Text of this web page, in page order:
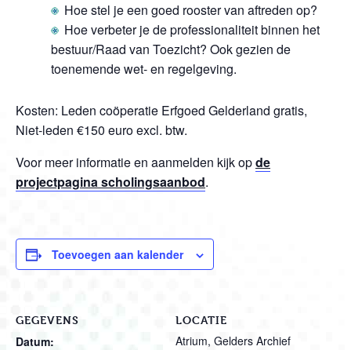
Hoe stel je een goed rooster van aftreden op?
Hoe verbeter je de professionaliteit binnen het
bestuur/Raad van Toezicht? Ook gezien de
toenemende wet- en regelgeving.
Kosten: Leden coöperatie Erfgoed Gelderland gratis,
Niet-leden €150 euro excl. btw.
Voor meer informatie en aanmelden kijk opde
projectpagina scholingsaanbod.
Toevoegen aan kalender
GEGEVENS
Datum:
LOCATIE
Atrium, Gelders Archief